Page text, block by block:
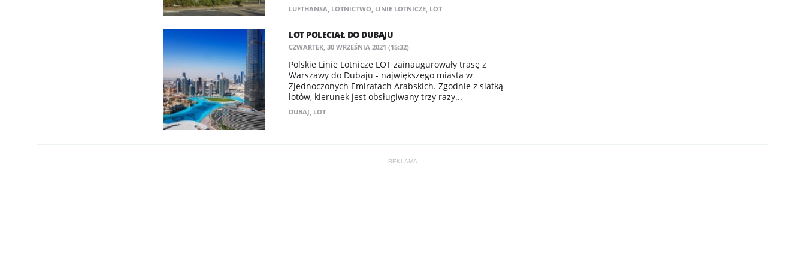
LUFTHANSA, LOTNICTWO, LINIE LOTNICZE, LOT
LOT POLECIAŁ DO DUBAJU
CZWARTEK, 30 WRZEŚNIA 2021 (15:32)
Polskie Linie Lotnicze LOT zainaugurowały trasę z
Warszawy do Dubaju - największego miasta w
Zjednoczonych Emiratach Arabskich. Zgodnie z siatką
lotów, kierunek jest obsługiwany trzy razy...
DUBAJ, LOT
REKLAMA